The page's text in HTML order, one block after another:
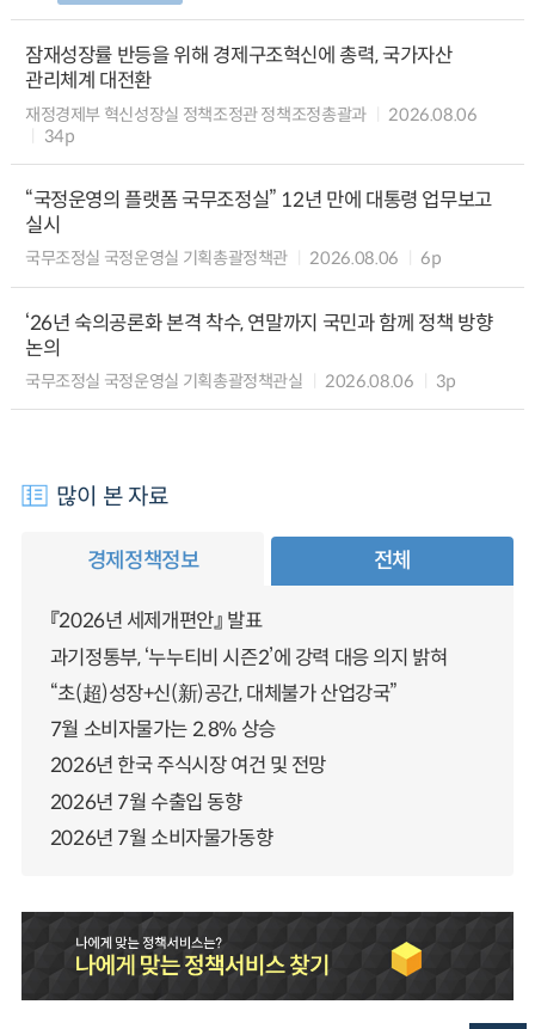
잠재성장률 반등을 위해 경제구조혁신에 총력, 국가자산
관리체계 대전환
재정경제부 혁신성장실 정책조정관 정책조정총괄과
2026.08.06
34p
“국정운영의 플랫폼 국무조정실” 12년 만에 대통령 업무보고
실시
국무조정실 국정운영실 기획총괄정책관 2026.08.06 6p
‘26년 숙의공론화 본격 착수, 연말까지 국민과 함께 정책 방향
논의
국무조정실 국정운영실 기획총괄정책관실 2026.08.06 3p
많이 본 자료
경제정책정보 전체
『2026년 세제개편안』 발표
과기정통부, ‘누누티비 시즌2’에 강력 대응 의지 밝혀
“초(超)성장+신(新)공간, 대체불가 산업강국”
7월 소비자물가는 2.8% 상승
2026년 한국 주식시장 여건 및 전망
2026년 7월 수출입 동향
2026년 7월 소비자물가동향